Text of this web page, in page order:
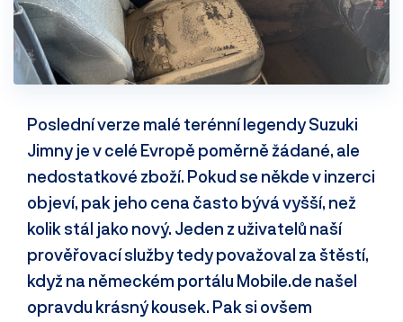
Poslední verze malé terénní legendy Suzuki
Jimny je v celé Evropě poměrně žádané, ale
nedostatkové zboží. Pokud se někde v inzerci
objeví, pak jeho cena často bývá vyšší, než
kolik stál jako nový. Jeden z uživatelů naší
prověřovací služby tedy považoval za štěstí,
když na německém portálu Mobile.de našel
opravdu krásný kousek. Pak si ovšem